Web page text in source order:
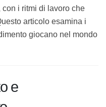
e con questo ha
Ma in che modo
nell'era
diventano sempre più